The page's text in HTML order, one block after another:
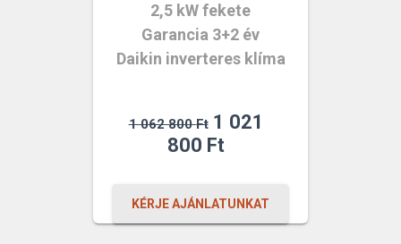
2,5 kW fekete
Garancia 3+2 év
Daikin inverteres klíma
1 062 800Ft Original
price
062
1 021
800 FtCurrent
1
KÉRJE AJÁNLATUNKAT